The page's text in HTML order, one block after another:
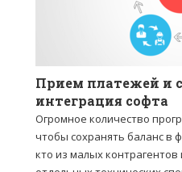
Прием платежей и
интеграция софта
Огромное количество
чтобы сохранять баланс в
кто из малых контрагентов